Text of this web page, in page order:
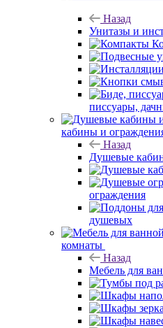
Назад
Унитазы и
писсуары,
кабины и
Назад
Душевые
ограждения
душевых
комнаты
Назад
Мебель для